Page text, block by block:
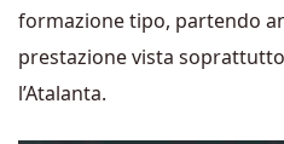
formazione tipo, partendo
prestazione vista
l’Atalanta.